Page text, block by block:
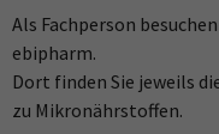
Als Fachperson
ebipharm.
Dort finden Sie jeweils
zu Mikronährstoffen.